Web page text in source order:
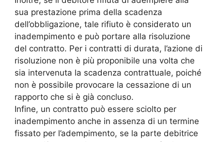
sua prestazione prima della scadenza
dell’obbligazione, tale rifiuto è considerato un
inadempimento e può portare alla risoluzione
del contratto. Per i contratti di durata, l’azione di
risoluzione non è più proponibile una volta che
sia intervenuta la scadenza contrattuale, poiché
non è possibile provocare la cessazione di un
rapporto che si è già concluso.
Infine, un contratto può essere sciolto per
inadempimento anche in assenza di un termine
fissato per l’adempimento, se la parte debitrice